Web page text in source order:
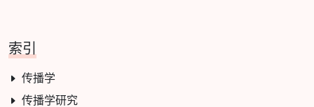
索引
传播学
传播学研究